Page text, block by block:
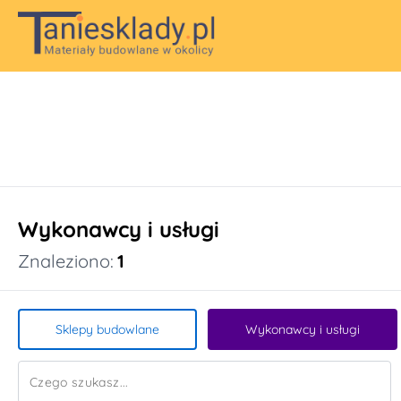
Wykonawcy i usługi
Znaleziono: 1
Sklepy budowlane Wykonawcy i usługi